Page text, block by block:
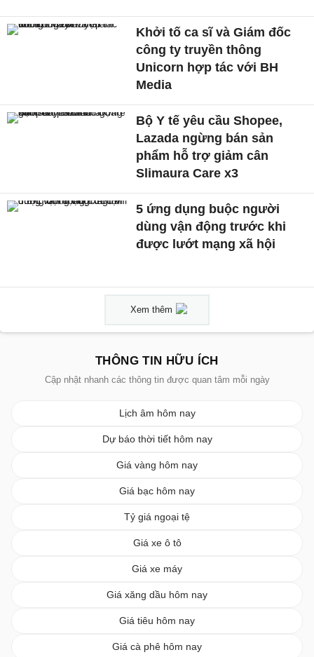
Khởi tố ca sĩ và Giám đốc
công ty truyền thông
Unicorn hợp tác với BH
Media
Bộ Y tế yêu cầu Shopee,
Lazada ngừng bán sản
phẩm hỗ trợ giảm cân
Slimaura Care x3
5 ứng dụng buộc người
dùng vận động trước khi
được lướt mạng xã hội
Xem thêm
THÔNG TIN HỮU ÍCH
Cập nhật nhanh các thông tin được quan tâm mỗi ngày
Lịch âm hôm nay
Dự báo thời tiết hôm nay
Giá vàng hôm nay
Giá bạc hôm nay
Tỷ giá ngoại tệ
Giá xe ô tô
Giá xe máy
Giá xăng dầu hôm nay
Giá tiêu hôm nay
Giá cà phê hôm nay